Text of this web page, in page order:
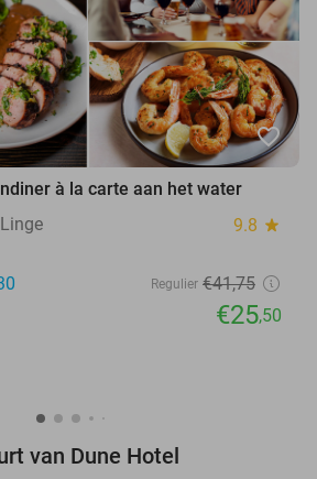
favorite_border
à la carte aan het water
9.8 star
Regulier €41,75
€25,50
van Dune Hotel